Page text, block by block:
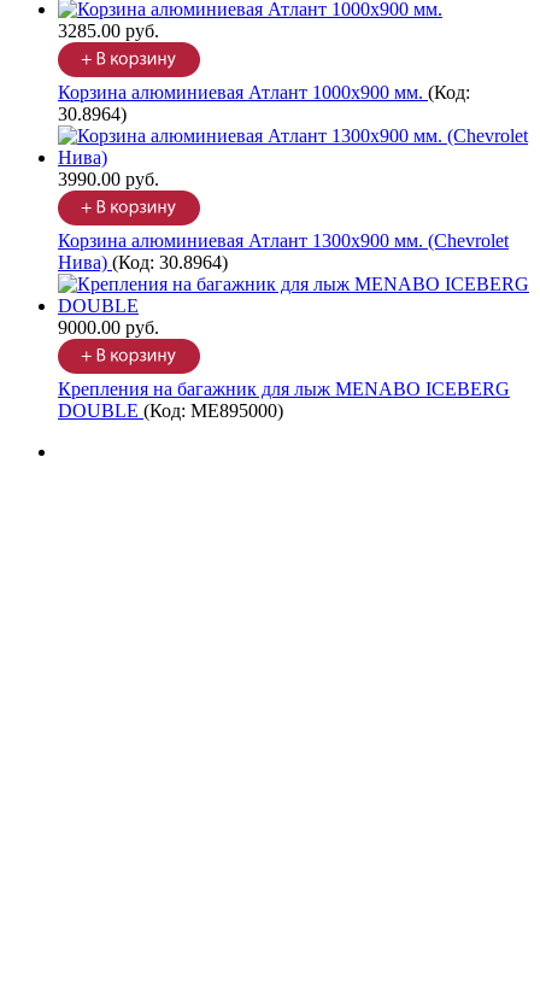
3285.00 руб.
Корзина алюминиевая Атлант 1000х900 мм. (Код:
30.8964)
3990.00 руб.
Корзина алюминиевая Атлант 1300х900 мм. (Chevrolet
Нива) (Код: 30.8964)
9000.00 руб.
Крепления на багажник для лыж MENABO ICEBERG
DOUBLE (Код: ME895000)